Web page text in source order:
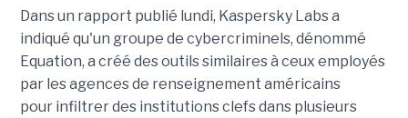
Dans un rapport publié lundi, Kaspersky Labs a
indiqué qu'un groupe de cybercriminels, dénommé
Equation, a créé des outils similaires à ceux employés
par les agences de renseignement américains
pour infiltrer des institutions clefs dans plusieurs